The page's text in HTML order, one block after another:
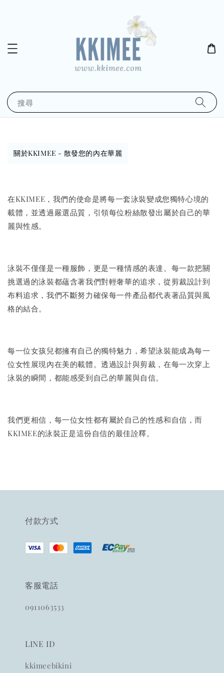
搜尋
關於KKIMEE - 散發您的內在華麗
在KKIMEE，我們的使命是將每一套泳裝變成您獨特心境的
載體，並透過嚴選品質，引領每位粉絲散發出屬於自己的華
麗與性感。
泳裝不僅僅是一種服飾，更是一種情感的表達。每一款把關
挑選過的泳裝都蘊含著我們對輕奢華的追求，從剪裁設計到
布料追求，我們不斷努力確保每一件產品都代表著品質與風
格的結合。
每一位女孩兒都擁有自己的獨特魅力，希望泳裝能成為每一
位女性展現內在美的載體。透過設計與剪裁，在每一次穿上
泳裝的瞬間，都能感受到自己的華麗與自信。
我們更相信，每一位女性都有屬於自己的性感和自信，而
KKIMEE的泳裝正是這份自信的最佳詮釋。
付款方式
客服電話
0911063533
LINE ID
kkimeebikini